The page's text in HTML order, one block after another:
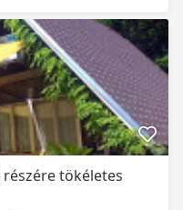
részére tökéletes